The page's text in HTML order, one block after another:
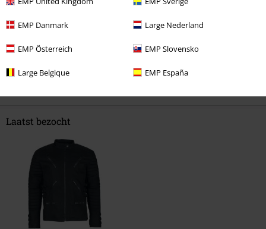
EMP Danmark Large Nederland
EMP Österreich EMP Slovensko
Large Belgique EMP España
Opmerking
Commentaar versturen
Laatst bezocht